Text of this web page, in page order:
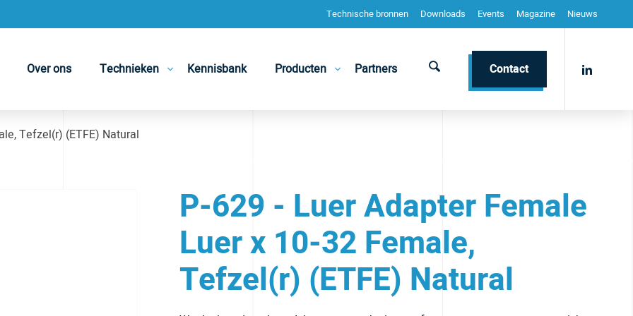
Technische bronnen Downloads Events Magazine Nieuws
Over ons Technieken Kennisbank Producten Partners Contact
Tefzel(r) (ETFE) Natural
P-629 - Luer Adapter Female
Luer x 10-32 Female,
Tefzel(r) (ETFE) Natural